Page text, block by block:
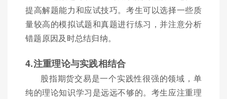
提高解题能力和应试技巧。考生可以选择一些质
量较高的模拟试题和真题进行练习，并注意分析
错题原因及时总结归纳。
4.注重理论与实践相结合
股指期货交易是一个实践性很强的领域，单
纯的理论知识学习是远远不够的。考生应注重理